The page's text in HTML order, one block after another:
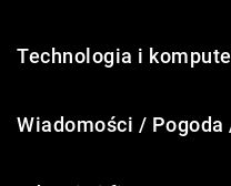
Technologia i
Wiadomości /